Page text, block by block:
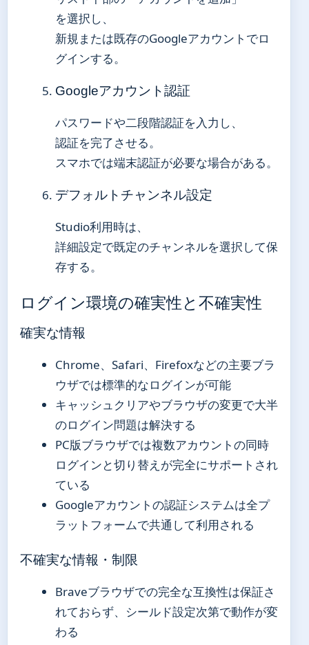
を選択し、
新規または既存のGoogleアカウントでロ
グインする。
Googleアカウント認証
パスワードや二段階認証を入力し、
認証を完了させる。
スマホでは端末認証が必要な場合がある。
デフォルトチャンネル設定
Studio利用時は、
詳細設定で既定のチャンネルを選択して保
存する。
ログイン環境の確実性と不確実性
確実な情報
Chrome、Safari、Firefoxなどの主要ブラ
ウザでは標準的なログインが可能
キャッシュクリアやブラウザの変更で大半
のログイン問題は解決する
PC版ブラウザでは複数アカウントの同時
ログインと切り替えが完全にサポートされ
ている
Googleアカウントの認証システムは全プ
ラットフォームで共通して利用される
不確実な情報・制限
Braveブラウザでの完全な互換性は保証さ
れておらず、シールド設定次第で動作が変
わる